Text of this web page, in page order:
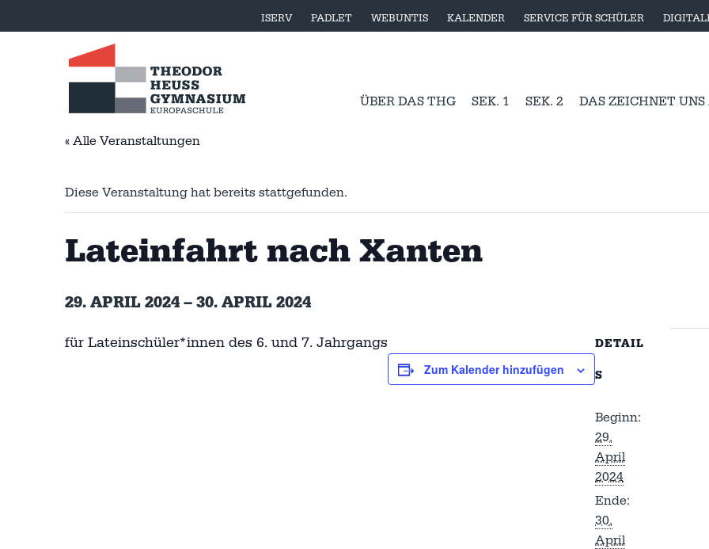
ISERV PADLET WEBUNTIS KALENDER SERVICE FÜR SCHÜLER
ÜBER DAS THG SEK. 1 SEK. 2 DAS ZEICHNET UNS
« Alle Veranstaltungen
Diese Veranstaltung hat bereits stattgefunden.
Lateinfahrt nach Xanten
29. APRIL 2024–30. APRIL 2024
für Lateinschüler*innen des 6. und 7. Jahrgangs
Zum Kalender hinzufügen
DETAIL
S
Beginn:
29.
April
2024
Ende:
30.
April